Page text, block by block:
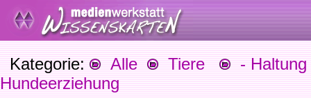
Kategorie: Alle Tiere
- Haltung
Hundeerziehung